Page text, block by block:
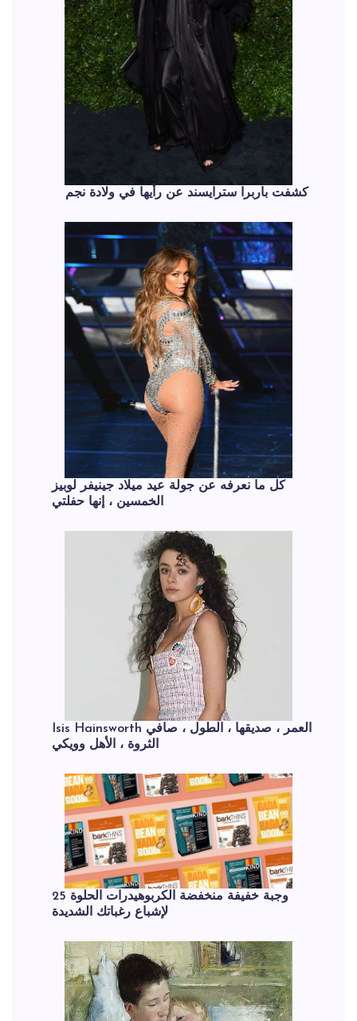
كشفت باربرا سترايسند عن رأيها في ولادة نجم
كل ما نعرفه عن جولة عيد ميلاد جينيفر لوبيز
الخمسين ، إنها حفلتي
Isis Hainsworth العمر ، صديقها ، الطول ، صافي
الثروة ، الأهل وويكي
25 وجبة خفيفة منخفضة الكربوهيدرات الحلوة
لإشباع رغباتك الشديدة